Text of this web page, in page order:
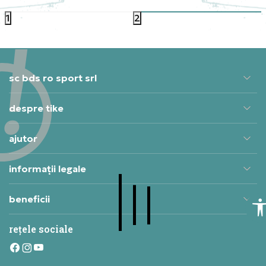
1 2
sc bds ro sport srl
despre tike
ajutor
informații legale
beneficii
rețele sociale